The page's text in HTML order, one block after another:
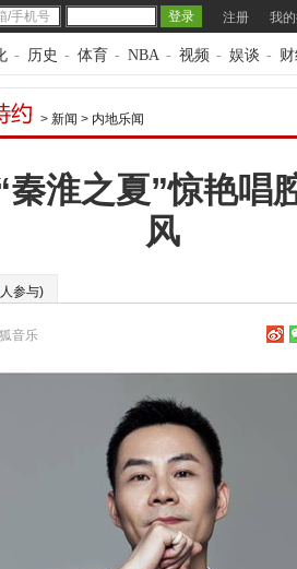
注册 我
- 历史 - 体育 - NBA - 视频 - 娱谈 -
> 新闻 > 内地乐闻
秦淮之夏”惊艳唱
风
人参与)
音乐